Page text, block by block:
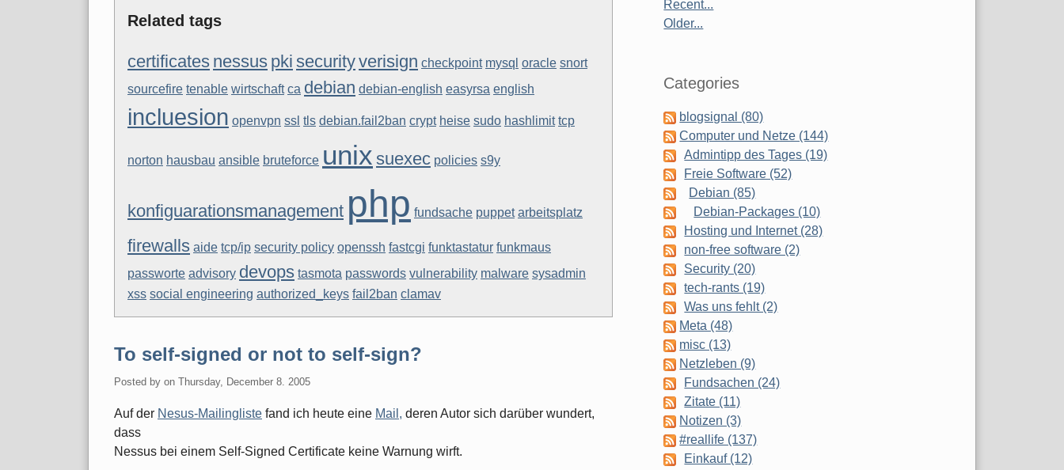
Related tags
certificates nessus pki securityverisign checkpoint mysql oracle snort
sourcefire tenable wirtschaft ca debian debian-english easyrsa english
incluesion openvpn ssl tls debian.fail2ban crypt heise sudo hashlimit tcp
norton hausbau ansible bruteforce unix suexec policies s9y
konfiguarationsmanagement php fundsache puppet arbeitsplatz
firewalls aide tcp/ip security policy openssh fastcgi funktastatur funkmaus
passworte advisory devops tasmota passwords vulnerability malware sysadmin
xss social engineering authorized_keys fail2ban clamav
To self-signed or not to self-sign?
Posted by on Thursday, December 8. 2005
Auf der Nesus-Mailingliste fand ich heute eine Mail, deren Autor sich darüber wundert,
dass
Nessus bei einem Self-Signed Certificate keine Warnung wirft.
Recent...
Older...
Categories
blogsignal (80)
Computer und Netze (144)
Admintipp des Tages (19)
Freie Software (52)
Debian (85)
Debian-Packages (10)
Hosting und Internet (28)
non-free software (2)
Security (20)
tech-rants (19)
Was uns fehlt (2)
Meta (48)
misc (13)
Netzleben (9)
Fundsachen (24)
Zitate (11)
Notizen (3)
#reallife (137)
Einkauf (12)